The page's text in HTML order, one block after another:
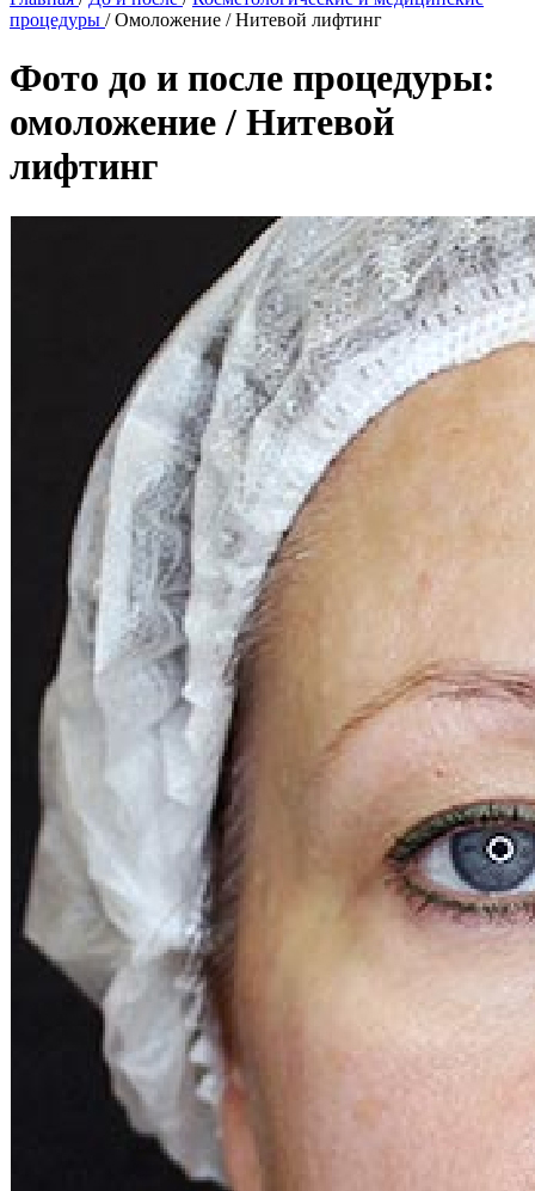
процедуры /Омоложение / Нитевой лифтинг
Фото до и после процедуры:
омоложение / Нитевой
лифтинг